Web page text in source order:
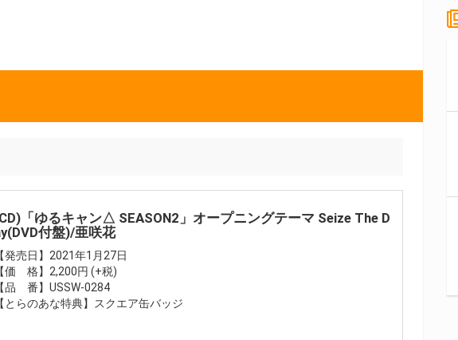
「ゆるキャン△ SEASON2」オープニングテーマ Seize The D
付盤)/亜咲花
【発売日】2021年1月27日
【価 格】2,200円 (+税)
【品 番】USSW-0284
【とらのあな特典】スクエア缶バッジ